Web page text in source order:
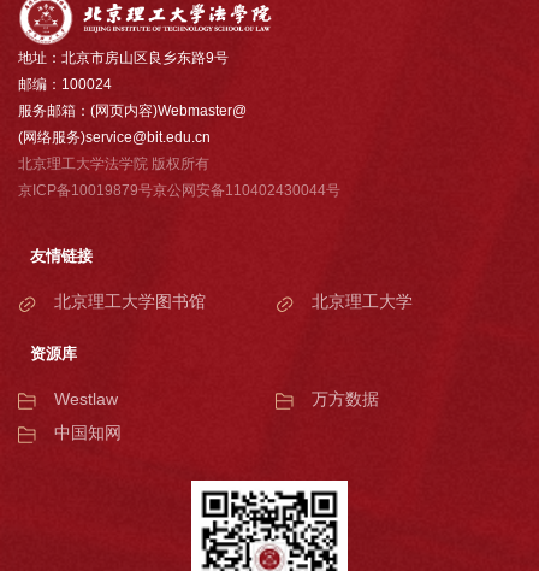
地址：北京市房山区良乡东路9号
邮编：100024
服务邮箱：(网页内容)Webmaster@
(网络服务)service@bit.edu.cn
北京理工大学法学院 版权所有
京ICP备10019879号京公网安备110402430044号
友情链接
北京理工大学图书馆 北京理工大学
资源库
Westlaw
万方数据
中国知网